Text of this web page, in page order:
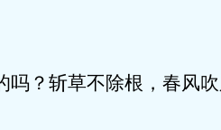
？斩草不除根，春风